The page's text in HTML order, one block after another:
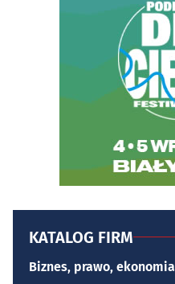
KATALOG FIRM
Biznes, prawo, ekonomia